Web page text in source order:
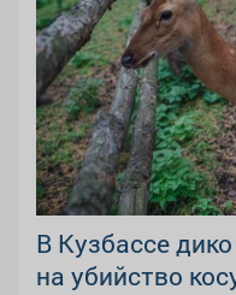
В Кузбассе
на убийство